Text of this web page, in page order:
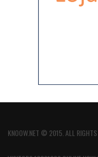
KNOOW.NET © 2015. ALL RIGHTS